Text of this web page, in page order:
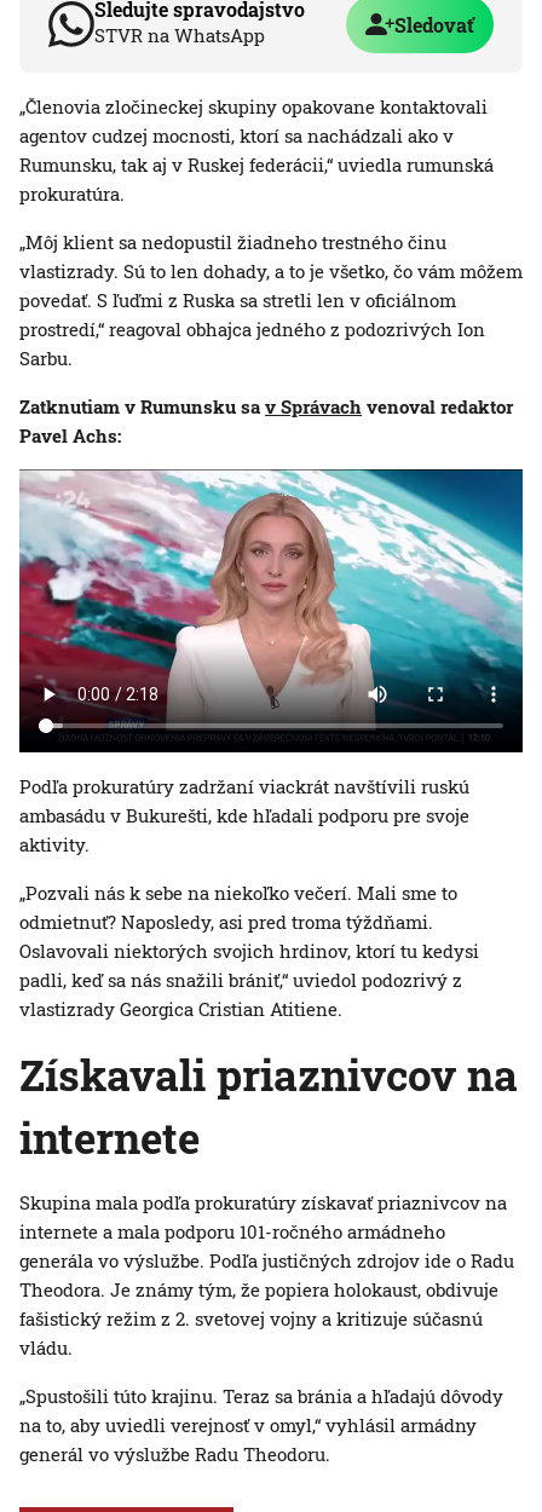
Sledujte spravodajstvo
STVR na WhatsApp Sledovať
„Členovia zločineckej skupiny opakovane kontaktovali
agentov cudzej mocnosti, ktorí sa nachádzali ako v
Rumunsku, tak aj v Ruskej federácii,“ uviedla rumunská
prokuratúra.
„Môj klient sa nedopustil žiadneho trestného činu
vlastizrady. Sú to len dohady, a to je všetko, čo vám môžem
povedať. S ľuďmi z Ruska sa stretli len v oficiálnom
prostredí,“ reagoval obhajca jedného z podozrivých Ion
Sarbu.
Zatknutiam v Rumunsku sav Správach venoval redaktor
Pavel Achs:
Podľa prokuratúry zadržaní viackrát navštívili ruskú
ambasádu v Bukurešti, kde hľadali podporu pre svoje
aktivity.
„Pozvali nás k sebe na niekoľko večerí. Mali sme to
odmietnuť? Naposledy, asi pred troma týždňami.
Oslavovali niektorých svojich hrdinov, ktorí tu kedysi
padli, keď sa nás snažili brániť,“ uviedol podozrivý z
vlastizrady Georgica Cristian Atitiene.
Získavali priaznivcov na
internete
Skupina mala podľa prokuratúry získavať priaznivcov na
internete a mala podporu 101-ročného armádneho
generála vo výslužbe. Podľa justičných zdrojov ide o Radu
Theodora. Je známy tým, že popiera holokaust, obdivuje
fašistický režim z 2. svetovej vojny a kritizuje súčasnú
vládu.
„Spustošili túto krajinu. Teraz sa bránia a hľadajú dôvody
na to, aby uviedli verejnosť v omyl,“ vyhlásil armádny
generál vo výslužbe Radu Theodoru.